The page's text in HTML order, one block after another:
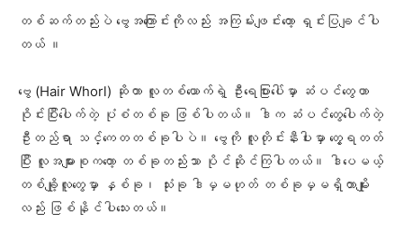
တစ်ဆက်တည်းပဲ ဗွေအကြောင်းကိုလည်း အကြမ်းဖျင်းတော့ ရှင်းပြချင်ပါ
တယ် ။
ဗွေ (Hair Whorl) ဆိုတာ လူတစ်ယောက်ရဲ့ ဦးရေပြားပေါ်မှာ ဆံပင်တွေဟာ
ဝိုင်းပြီးပေါက်တဲ့ ပုံစံတစ်ခု ဖြစ်ပါတယ်။ ဒါက ဆံပင်တွေပေါက်တဲ့
ဦးတည်ရာ သင်္ကေတတစ်ခုပါပဲ။ ဗွေကို လူတိုင်းနီးပါးမှာ တွေ့ရတတ်
ပြီး လူအများစုကတော့ တစ်ခုတည်းသာ ပိုင်ဆိုင်ကြပါတယ်။ ဒါပေမယ့်
တစ်ချို့လူတွေမှာ နှစ်ခု၊ သုံးခု ဒါမှမဟုတ် တစ်ခုမှမရှိတာမျိုး
လည်း ဖြစ်နိုင်ပါသေးတယ်။